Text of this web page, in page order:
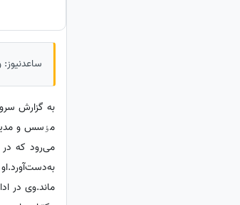
به گزارش
مٶسس و
ماند.وی در